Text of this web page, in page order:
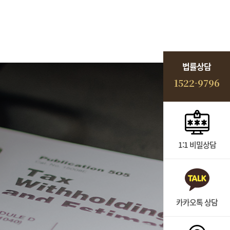
법률상담
1522-9796
1:1 비밀상담
카카오톡 상담